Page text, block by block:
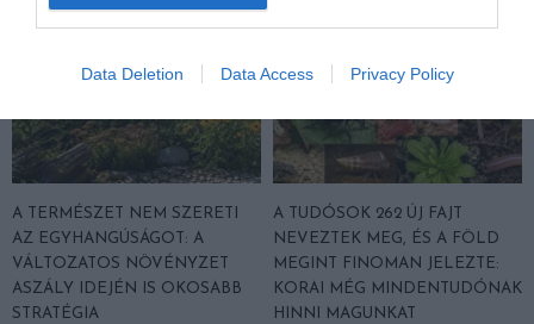
Data Deletion Data Access Privacy Policy
A TERMÉSZET NEM SZERETI
AZ EGYHANGÚSÁGOT: A
VÁLTOZATOS NÖVÉNYZET
ASZÁLY IDEJÉN IS OKOSABB
STRATÉGIA
A TUDÓSOK 262 ÚJ FAJT
NEVEZTEK MEG, ÉS A FÖLD
MEGINT FINOMAN JELEZTE:
KORAI MÉG MINDENTUDÓNAK
HINNI MAGUNKAT